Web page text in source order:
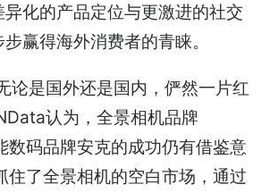
化的产品定位与更激进的社交
赢得海外消费者的青睐。
论是国外还是国内，俨然一片红
认为，全景相机品牌
码品牌安克的成功仍有借鉴意
住了全景相机的空白市场，通过